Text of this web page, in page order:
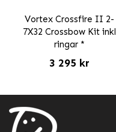
Vortex Crossfire II 2-
7X32 Crossbow Kit inkl
ringar *
3 295 kr